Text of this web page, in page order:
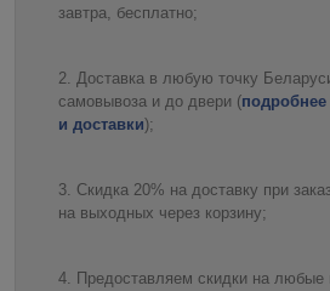
завтра, бесплатно;
Доставка в любую точку
самовывоза и до двери (
и доставки);
Скидка 20% на доставку при
на выходных через корзину;
Предоставляем скидки на любые